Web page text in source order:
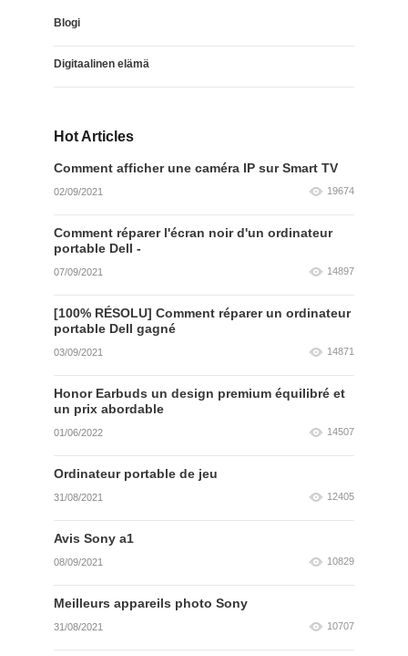
Blogi
Digitaalinen elämä
Hot Articles
Comment afficher une caméra IP sur Smart TV
02/09/2021 19674
Comment réparer l'écran noir d'un ordinateur
portable Dell -
07/09/2021 14897
[100% RÉSOLU] Comment réparer un ordinateur
portable Dell gagné
03/09/2021 14871
Honor Earbuds un design premium équilibré et
un prix abordable
01/06/2022 14507
Ordinateur portable de jeu
31/08/2021 12405
Avis Sony a1
08/09/2021 10829
Meilleurs appareils photo Sony
31/08/2021 10707